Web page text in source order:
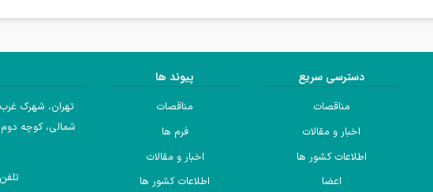
دسترسی سریع
مناقصات
اخبار و مقالات
اطلاعات کشور ها
اعضا
پیوند ها
مناقصات
فرم ها
اخبار و مقالات
اطلاعات کشور ها
تهران، شهرک
شمالی، کوچه
تلفن :